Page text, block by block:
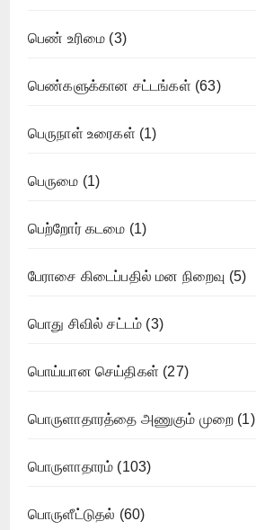
பெண் உரிமை (3)
பெண்களுக்கான சட்டங்கள் (63)
பெருநாள் உரைகள் (1)
பெருமை (1)
பெற்றோர் கடமை (1)
பேராசை கிடைப்பதில் மன நிறைவு (5)
பொது சிவில் சட்டம் (3)
பொய்யான செய்திகள் (27)
பொருளாதாரத்தை அணுகும் முறை (1)
பொருளாதாரம் (103)
பொருளீட்டுதல் (60)